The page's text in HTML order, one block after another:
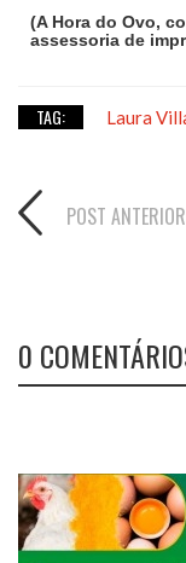
(A Hora do Ovo,
assessoria de
TAG: Laura
POST ANTERIOR
0